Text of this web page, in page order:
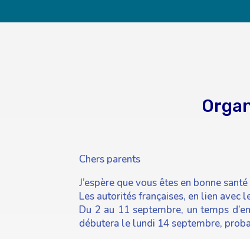
Chers parents
J’espère que vous êtes en bonne
Les autorités françaises, en lien avec
Du 2 au 11 septembre, un temps
débutera le lundi 14 septembre,